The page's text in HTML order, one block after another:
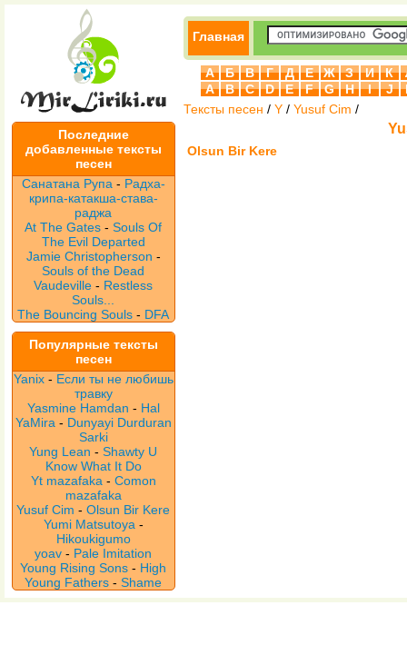
Последние
добавленные тексты
песен
Санатана Рупа - Радха-
крипа-катакша-става-
раджа
At The Gates -Souls Of
The Evil Departed
Jamie Christopherson -
Souls of the Dead
Vaudeville- Restless
Souls...
The Bouncing Souls - DFA
Популярные тексты
песен
Yanix - Если ты не любишь
травку
Yasmine Hamdan - Hal
YaMira - Dunyayi Durduran
Sarki
Yung Lean -Shawty U
Know What It Do
Yt mazafaka - Comon
mazafaka
Yusuf Cim -Olsun Bir Kere
Yumi Matsutoya -
Hikoukigumo
yoav - Pale Imitation
Young Rising Sons - High
Young Fathers -Shame
Главная
А Б В Г Д Е Ж З И К
A
B C D E F G H I J
Тексты песен / Y / Yusuf Cim /
Olsun Bir Kere